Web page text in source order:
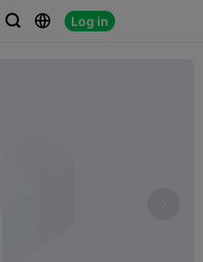
  Log in